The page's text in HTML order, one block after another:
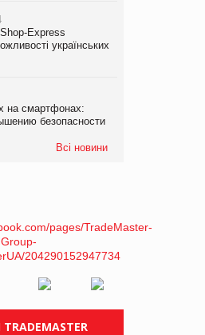
Express
українських
на смартфонах:
безопасности
Всі новини